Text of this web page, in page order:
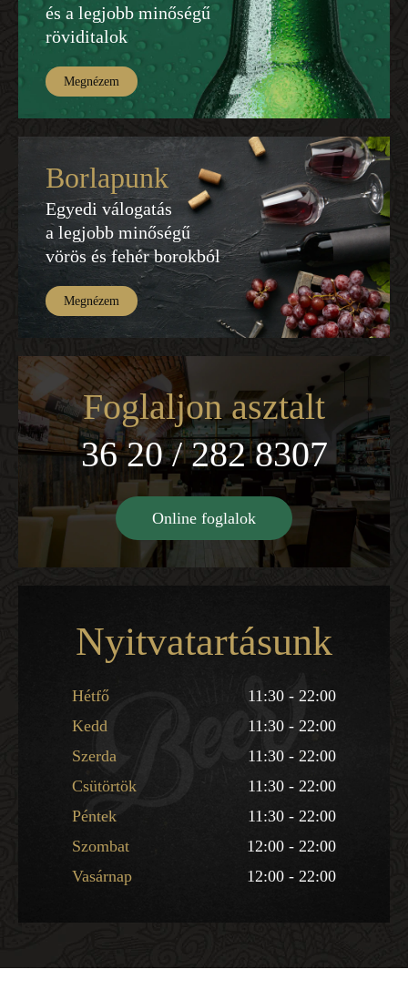
és a legjobb minőségű
röviditalok
Megnézem
Borlapunk
Egyedi válogatás
a legjobb minőségű
vörös és fehér borokból
Megnézem
Foglaljon asztalt
36 20 / 282 8307
Online foglalok
Nyitvatartásunk
Hétfő
11:30 - 22:00
Kedd
11:30 - 22:00
Szerda
11:30 - 22:00
Csütörtök
11:30 - 22:00
Péntek
11:30 - 22:00
Szombat
12:00 - 22:00
Vasárnap
12:00 - 22:00